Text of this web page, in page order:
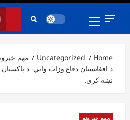
Primary
Home
Uncategorized
مهم
د افغانستان دفاع وزات وايي، د
نښه کړی.
مهم خبرونه